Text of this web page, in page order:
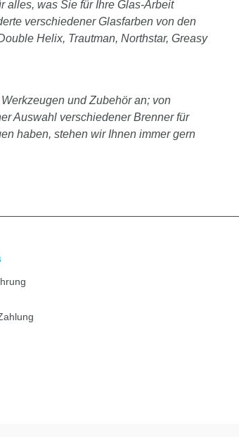
alles, was Sie für Ihre Glas-Arbeit
verschiedener Glasfarben von den
Helix, Trautman, Northstar, Greasy
und Zubehör an; von
Auswahl verschiedener Brenner für
haben, stehen wir Ihnen immer gern